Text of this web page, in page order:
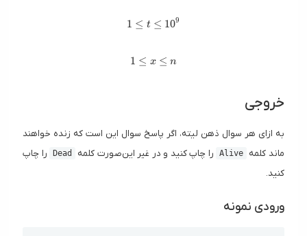
1 \le t \le 10^9
1 ≤ t ≤ 109
1 \le x \le n
1 ≤ x ≤ n
خروجی
به ازای هر سوال ذهن لیته، اگر پاسخ سوال این است که زنده خواهند
ماند کلمه
Alive را چاپ کنید و در غیر این‌صورت کلمه Dead
را چاپ
کنید.
ورودی نمونه